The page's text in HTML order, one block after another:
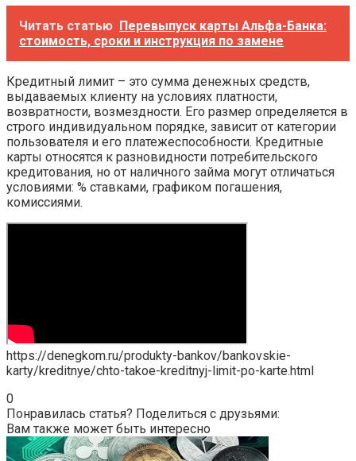
Читать статью Перевыпуск карты Альфа-Банка:
стоимость, сроки и инструкция по замене
Кредитный лимит – это сумма денежных средств,
выдаваемых клиенту на условиях платности,
возвратности, возмездности. Его размер определяется в
строго индивидуальном порядке, зависит от категории
пользователя и его платежеспособности. Кредитные
карты относятся к разновидности потребительского
кредитования, но от наличного займа могут отличаться
условиями: % ставками, графиком погашения,
комиссиями.
https://denegkom.ru/produkty-bankov/bankovskie-
karty/kreditnye/chto-takoe-kreditnyj-limit-po-karte.html
0
Понравилась статья? Поделиться с друзьями:
Вам также может быть интересно